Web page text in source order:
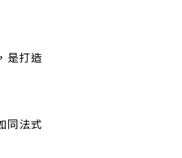
是打造
同法式